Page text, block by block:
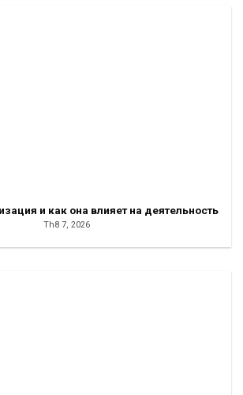
и как она влияет на деятельность
Th8 7, 2026